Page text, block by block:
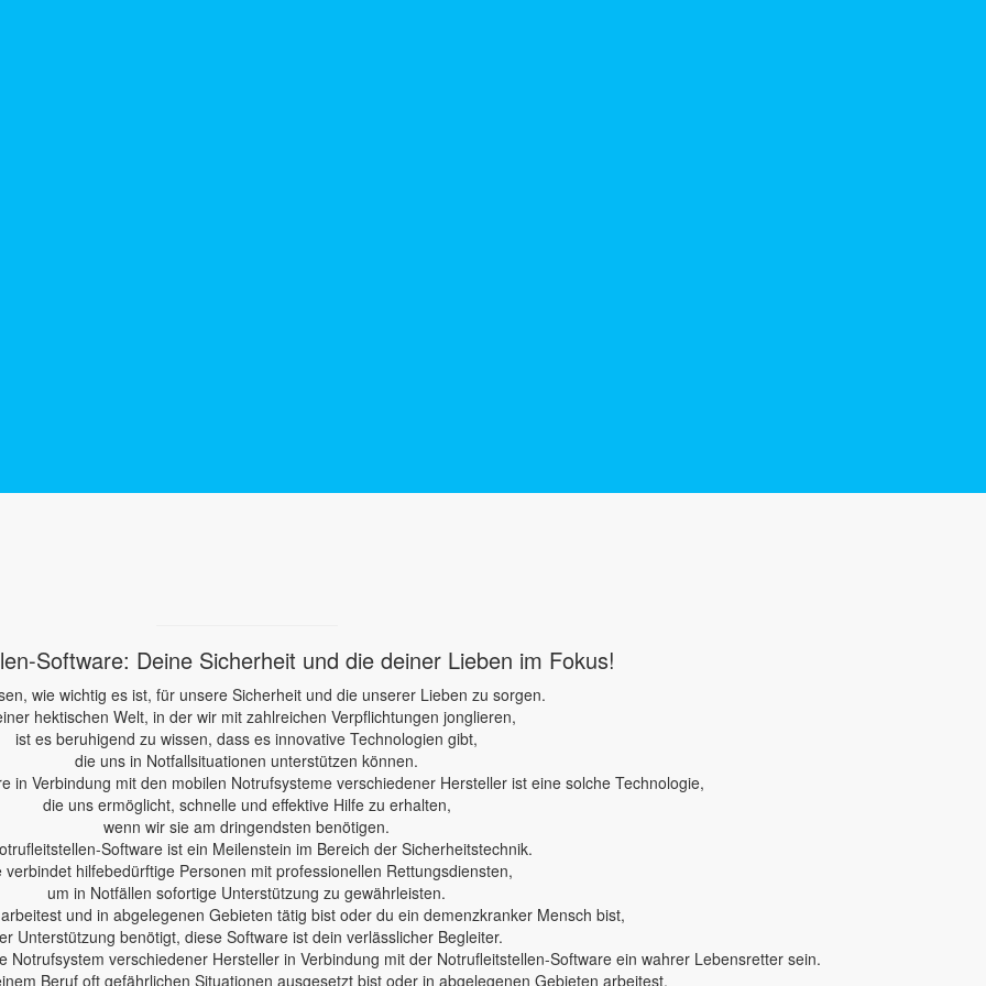
Software: Deine Sicherheit und die deiner Lieben im Fokus!
wie wichtig es ist, für unsere Sicherheit und die unserer Lieben zu sorgen.
hektischen Welt, in der wir mit zahlreichen Verpflichtungen jonglieren,
ist es beruhigend zu wissen, dass es innovative Technologien gibt,
die uns in Notfallsituationen unterstützen können.
in Verbindung mit den mobilen Notrufsysteme verschiedener Hersteller ist eine solche Technologie,
die uns ermöglicht, schnelle und effektive Hilfe zu erhalten,
wenn wir sie am dringendsten benötigen.
Software ist ein Meilenstein im Bereich der Sicherheitstechnik.
verbindet hilfebedürftige Personen mit professionellen Rettungsdiensten,
um in Notfällen sofortige Unterstützung zu gewährleisten.
und in abgelegenen Gebieten tätig bist oder du ein demenzkranker Mensch bist,
Unterstützung benötigt, diese Software ist dein verlässlicher Begleiter.
verschiedener Hersteller in Verbindung mit der Notrufleitstellen-Software ein wahrer Lebensretter sein.
Beruf oft gefährlichen Situationen ausgesetzt bist oder in abgelegenen Gebieten arbeitest,